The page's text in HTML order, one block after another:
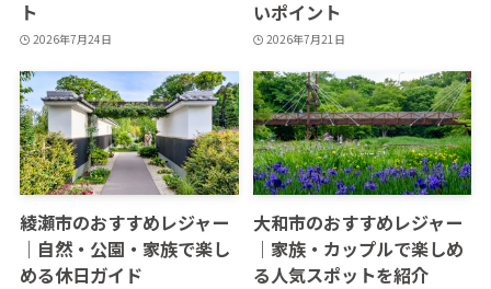
ト
2026年7月24日
いポイント
2026年7月21日
綾瀬市のおすすめレジャー
｜自然・公園・家族で楽し
める休日ガイド
大和市のおすすめレジャー
｜家族・カップルで楽しめ
る人気スポットを紹介